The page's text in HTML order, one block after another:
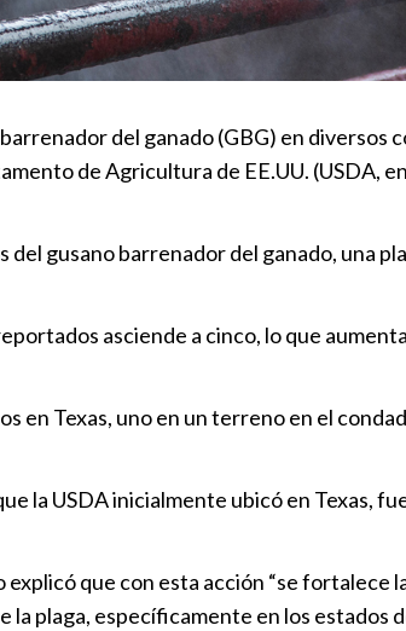
del ganado (GBG) en
de Agricultura de EE.UU. (USDA,
gusano barrenador del ganado, una
asciende a cinco, lo que
en Texas, uno en un terreno en el
la USDA inicialmente ubicó en Texas,
que con esta acción “se
plaga, específicamente en los estados